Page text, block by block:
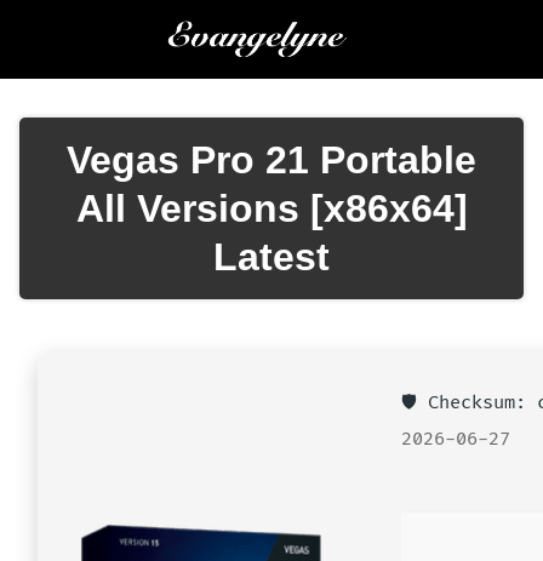
Vegas Pro 21 Portable
All Versions [x86x64]
Latest
🛡️ Checksum:
2026-06-27